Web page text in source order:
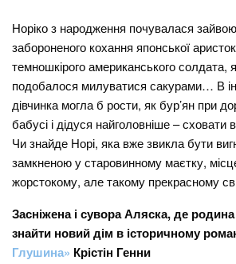
Норіко з народження почувалася
забороненого кохання японської
темношкірого американського солдата,
подобалося милуватися сакурами… В
дівчинка могла б рости, як бур’ян при
бабусі і дідуся найголовніше – сховати
Чи знайде Норі, яка вже звикла бути
замкненою у старовинному маєтку,
жорстокому, але такому прекрасному
Засніжена і сувора Аляска, де
знайти новий дім в історичному
Глушина» Крістін Генни